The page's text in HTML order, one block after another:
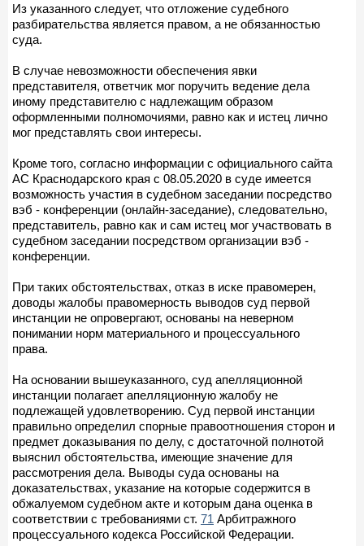
Из указанного следует, что отложение судебного
разбирательства является правом, а не обязанностью
суда.
В случае невозможности обеспечения явки
представителя, ответчик мог поручить ведение дела
иному представителю с надлежащим образом
оформленными полномочиями, равно как и истец лично
мог представлять свои интересы.
Кроме того, согласно информации с официального сайта
АС Краснодарского края с 08.05.2020 в суде имеется
возможность участия в судебном заседании посредство
вэб - конференции (онлайн-заседание), следовательно,
представитель, равно как и сам истец мог участвовать в
судебном заседании посредством организации вэб -
конференции.
При таких обстоятельствах, отказ в иске правомерен,
доводы жалобы правомерность выводов суд первой
инстанции не опровергают, основаны на неверном
понимании норм материального и процессуального
права.
На основании вышеуказанного, суд апелляционной
инстанции полагает апелляционную жалобу не
подлежащей удовлетворению. Суд первой инстанции
правильно определил спорные правоотношения сторон и
предмет доказывания по делу, с достаточной полнотой
выяснил обстоятельства, имеющие значение для
рассмотрения дела. Выводы суда основаны на
доказательствах, указание на которые содержится в
обжалуемом судебном акте и которым дана оценка в
соответствии с требованиями ст. 71 Арбитражного
процессуального кодекса Российской Федерации.